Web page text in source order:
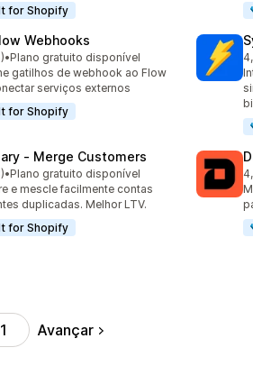
for Shopify
Webhooks
estrelas
ao todo
•Plano gratuito disponível
gatilhos de webhook ao Flow
serviços externos
for Shopify
‑ Merge Customers
estrelas
ao todo
•Plano gratuito disponível
e mescle facilmente contas
duplicadas. Melhor LTV.
for Shopify
Avançar